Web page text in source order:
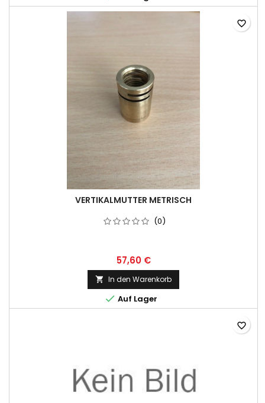
VERTIKALMUTTER METRISCH
(0)
57,60 €
 In den Warenkorb
 Auf Lager
favorite_border
favorite_border